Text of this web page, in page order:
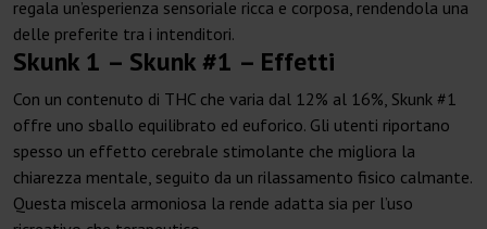
regala un’esperienza sensoriale ricca e corposa, rendendola una
delle preferite tra i intenditori.
Skunk 1 – Skunk #1 – Effetti
Con un contenuto di THC che varia dal 12% al 16%, Skunk #1
offre uno sballo equilibrato ed euforico. Gli utenti riportano
spesso un effetto cerebrale stimolante che migliora la
chiarezza mentale, seguito da un rilassamento fisico calmante.
Questa miscela armoniosa la rende adatta sia per l’uso